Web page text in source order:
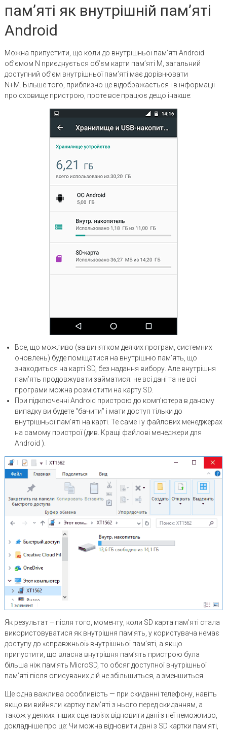
пам’яті як внутрішній пам’яті
Android
Можна припустити, що коли до внутрішньої пам’яті Android
об’ємом N приєднується об’єм карти пам’яті M, загальний
доступний об’єм внутрішньої пам’яті має дорівнювати
N+M. Більше того, приблизно це відображається і в інформації
про сховище пристрою, проте все працює дещо інакше:
Все, що можливо (за винятком деяких програм, системних
оновлень) буде поміщатися на внутрішню пам’ять, що
знаходиться на карті SD, без надання вибору. Але внутрішня
пам’ять продовжувати займатися: не всі дані та не всі
програми можна розмістити на карту SD.
При підключенні Android пристрою до комп’ютера в даному
випадку ви будете “бачити” і мати доступ тільки до
внутрішньої пам’яті на карті. Те саме і у файлових менеджерах
на самому пристрої (див. Кращі файлові менеджери для
Android ).
Як результат – після того, моменту, коли SD карта пам’яті стала
використовуватися як внутрішня пам’ять, у користувача немає
доступу до «справжньої» внутрішньої пам’яті, а якщо
припустити, що власна внутрішня пам’ять пристрою була
більша ніж пам’ять MicroSD, то обсяг доступної внутрішньої
пам’яті після описуваних дій не збільшиться, а зменшиться.
Ще одна важлива особливість — при скиданні телефону, навіть
якщо ви вийняли картку пам’яті з нього перед скиданням, а
також у деяких інших сценаріях відновити дані з неї неможливо,
докладніше про це: Чи можна відновити дані з SD картки пам’яті,